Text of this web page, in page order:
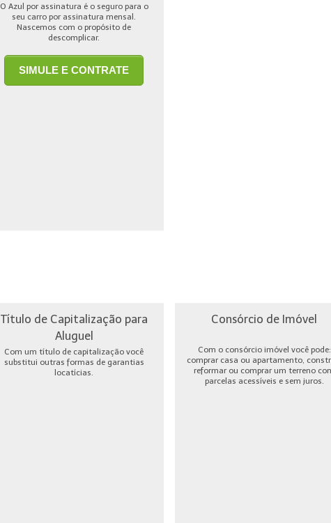
O Azul por assinatura é o seguro para o
seu carro por assinatura mensal.
Nascemos com o propósito de
descomplicar.
SIMULE E CONTRATE
Título de Capitalização para
Aluguel
Com um título de capitalização você
substitui outras formas de garantias
locatícias.
Consórcio de Imóvel
Com o consórcio imóvel você pode:
comprar casa ou apartamento,
reformar ou comprar um terreno
parcelas acessíveis e sem juros.